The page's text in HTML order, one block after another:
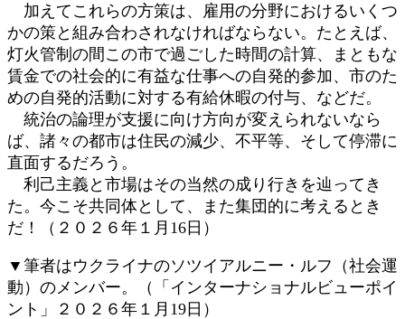
加えてこれらの方策は、雇用の分野におけるいくつ
かの策と組み合わされなければならない。たとえば、
灯火管制の間この市で過ごした時間の計算、まともな
賃金での社会的に有益な仕事への自発的参加、市のた
めの自発的活動に対する有給休暇の付与、などだ。
統治の論理が支援に向け方向が変えられないなら
ば、諸々の都市は住民の減少、不平等、そして停滞に
直面するだろう。
利己主義と市場はその当然の成り行きを辿ってき
た。今こそ共同体として、また集団的に考えるとき
だ！（２０２６年１月16日）
▼筆者はウクライナのソツイアルニー・ルフ（社会運
動）のメンバー。（「インターナショナルビューポイ
ント」２０２６年１月19日）